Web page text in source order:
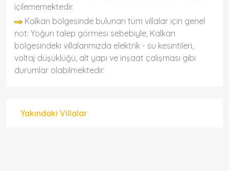
içilememektedir.
Kalkan bölgesinde bulunan tüm villalar için genel
not: Yoğun talep görmesi sebebiyle; Kalkan
bölgesindeki villalarımızda elektrik - su kesintileri,
voltaj düşüklüğü, alt yapı ve inşaat çalışması gibi
durumlar olabilmektedir.
Yakındaki Villalar